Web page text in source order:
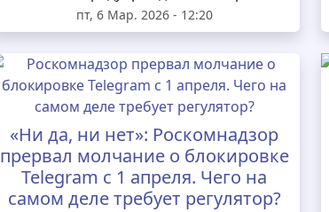
пт, 6 Мар. 2026 - 12:20
«Ни да, ни нет»: Роскомнадзор
прервал молчание о блокировке
Telegram с 1 апреля. Чего на
самом деле требует регулятор?